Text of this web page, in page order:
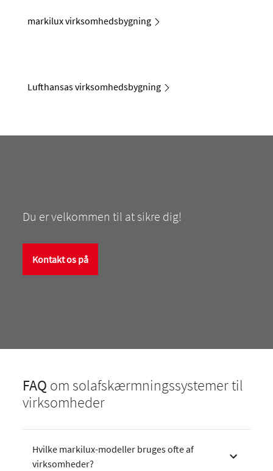
markilux virksomhedsbygning
Lufthansas virksomhedsbygning
Du er velkommen til at sikre dig!
Kontakt os på
FAQ om solafskærmningssystemer til
virksomheder
Hvilke markilux-modeller bruges ofte af
virksomheder?